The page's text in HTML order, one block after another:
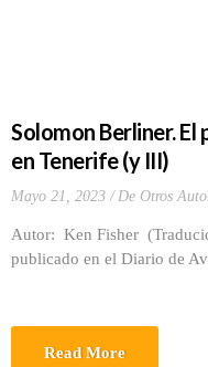
Solomon Berliner. El
en Tenerife (y III)
Mayo 21, 2023 De Otros
Autor: Ken Fisher
publicado en el Diario de
Read More